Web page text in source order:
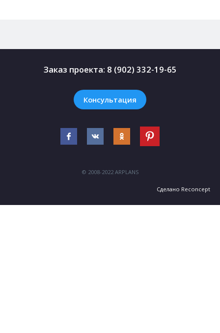
Заказ проекта: 8 (902) 332-19-65
Консультация
© 2008-2022 ARPLANS
Сделано Reconcept